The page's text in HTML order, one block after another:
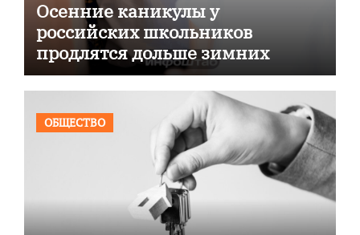
Осенние каникулы у
российских школьников
продлятся дольше зимних
ОБЩЕСТВО